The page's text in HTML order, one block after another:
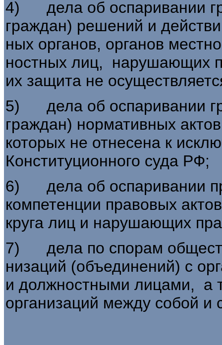
4) дела об оспаривании
граждан) решений и
ных органов, органов
ностных лиц, нарушающих
их защита не
5) дела об оспаривании
граждан) нормативных
которых не отнесена к
Конституционного суда РФ;
6) дела об оспаривании
компетенции правовых
круга лиц и нарушающих
7) дела по спорам
низаций (объединений) с
и должностными лицами, а
организаций между собой и